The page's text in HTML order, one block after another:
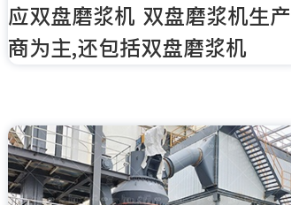
应双盘磨浆机 双盘磨浆机生产
商为主,还包括双盘磨浆机